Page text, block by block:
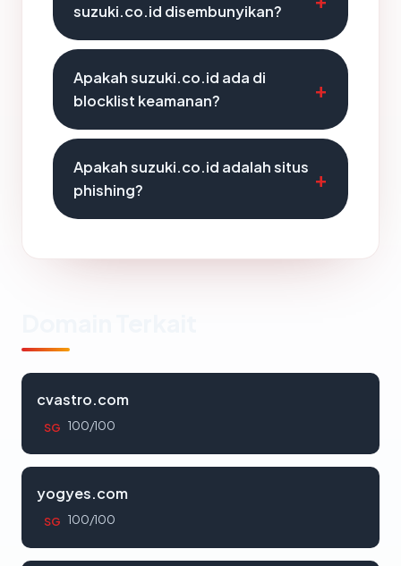
suzuki.co.id disembunyikan?
Apakah suzuki.co.id ada di
blocklist keamanan?
Apakah suzuki.co.id adalah situs
phishing?
cvastro.com
SG 100/100
yogyes.com
SG 100/100